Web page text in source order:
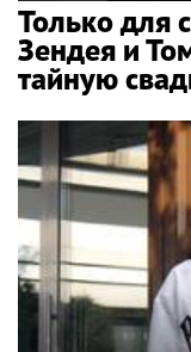
Только для
Зендея и
тайную